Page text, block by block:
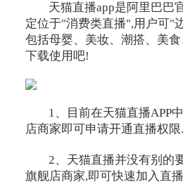
天猫直播app是阿里巴巴
定位于"消费类直播",用户可"
包括母婴、美妆、潮搭、美
下载使用吧!
1、目前在天猫直播APP
店商家即可申请开通直播权限.
2、天猫直播并没有别的
旗舰店商家,即可快速加入直